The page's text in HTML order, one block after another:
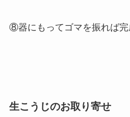
⑧器にもってゴマを振れば完
生こうじのお取り寄せ